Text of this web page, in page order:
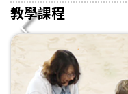
教學課程